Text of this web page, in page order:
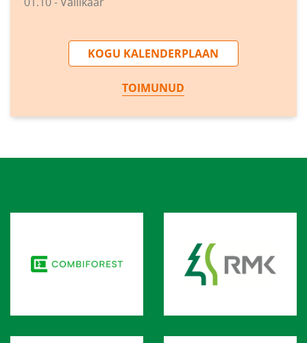
KOGU KALENDERPLAAN
TOIMUNUD